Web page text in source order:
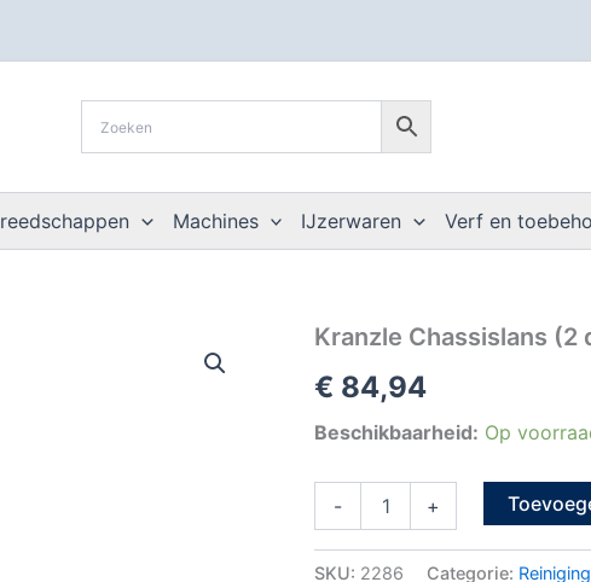
Machines IJzerwaren Verf en
Kranzle Chassislans (2
€ 84,94
Beschikbaarheid: Op
-
Kranzle
(2
delig)
1m
+
SKU: 2286 Categorie: